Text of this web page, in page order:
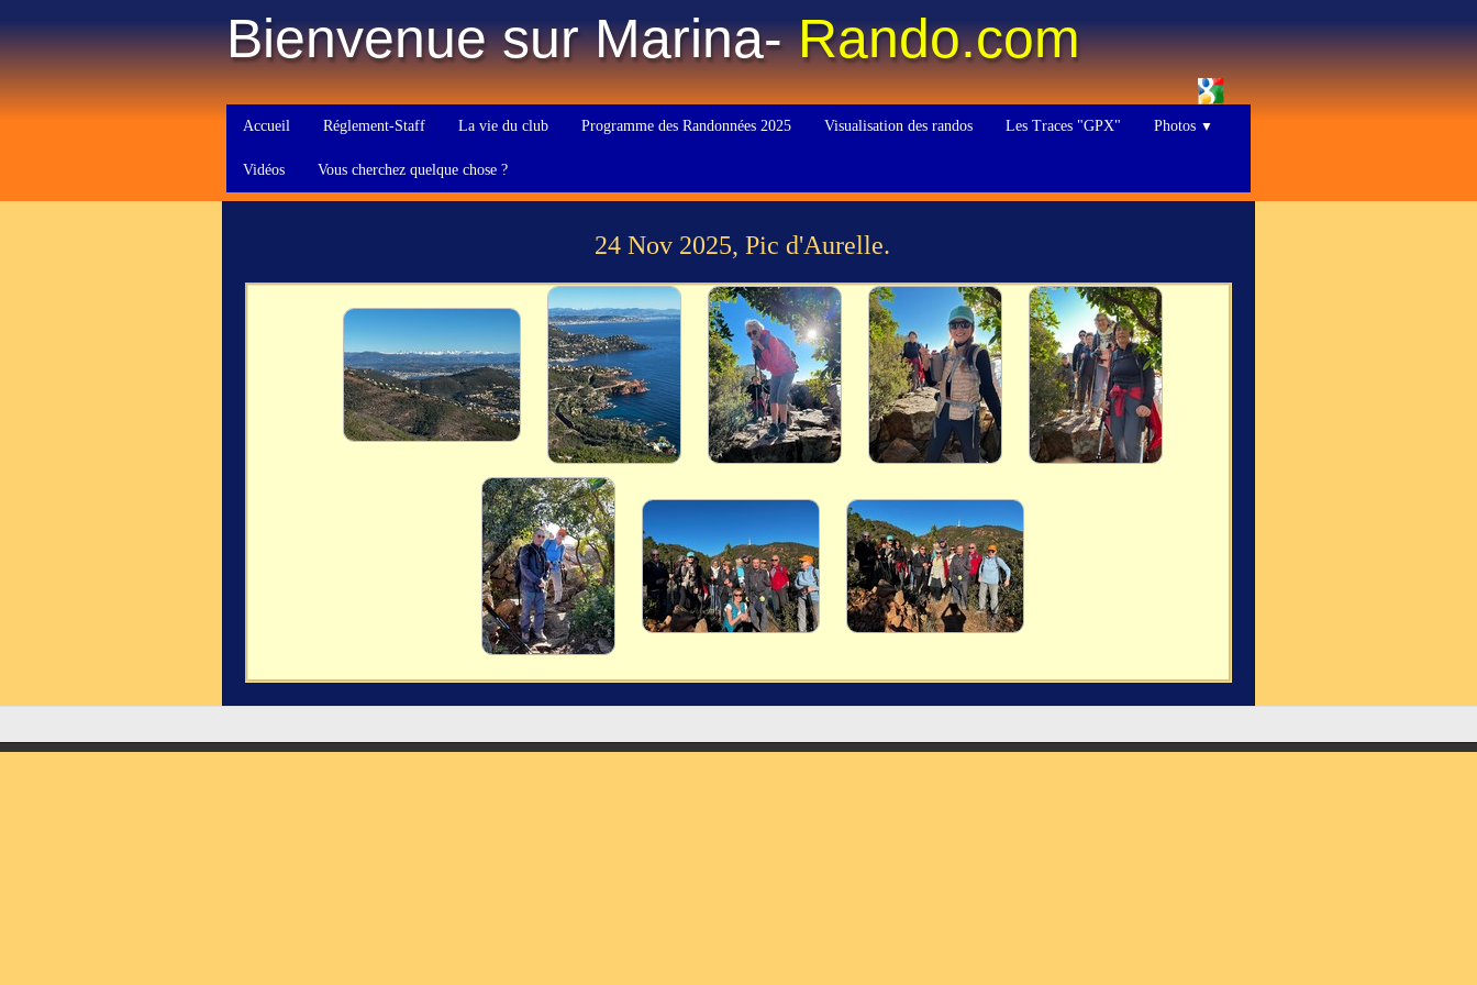
Bienvenue sur Marina-Rando.com
Accueil Réglement-Staff La vie du club Programme des Randonnées 2025 Visualisation des randos Les Traces "GPX" Photos ▼
Vidéos Vous cherchez quelque chose ?
24 Nov 2025, Pic d'Aurelle.